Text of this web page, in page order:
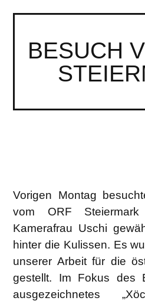
BESUCH
Vorigen Montag
vom ORF
Kamerafrau Uschi
hinter die Kulissen. Es
unserer Arbeit für die
gestellt. Im Fokus des
ausgezeichnetes